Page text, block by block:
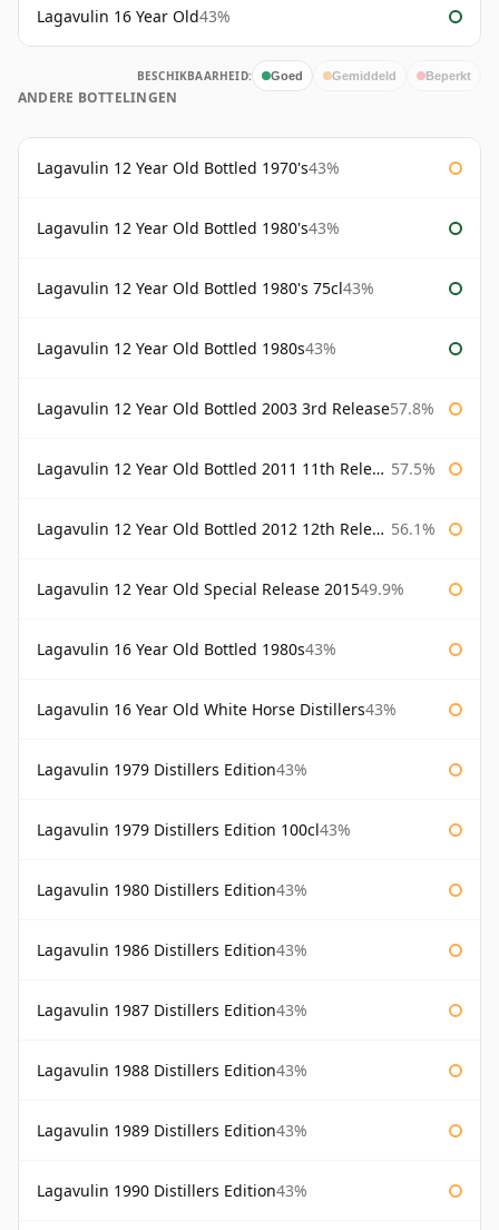
Lagavulin 16 Year Old43%
BESCHIKBAARHEID: Goed Gemiddeld Beperkt
ANDERE BOTTELINGEN
Lagavulin 12 Year Old Bottled 1970's43%
Lagavulin 12 Year Old Bottled 1980's43%
Lagavulin 12 Year Old Bottled 1980's 75cl43%
Lagavulin 12 Year Old Bottled 1980s43%
Lagavulin 12 Year Old Bottled 2003 3rd Release57.8%
Lagavulin 12 Year Old Bottled 2011 11th Release 57.5%
Lagavulin 12 Year Old Bottled 2012 12th Release 56.1%
Lagavulin 12 Year Old Special Release 201549.9%
Lagavulin 16 Year Old Bottled 1980s43%
Lagavulin 16 Year Old White Horse Distillers43%
Lagavulin 1979 Distillers Edition43%
Lagavulin 1979 Distillers Edition 100cl43%
Lagavulin 1980 Distillers Edition43%
Lagavulin 1986 Distillers Edition43%
Lagavulin 1987 Distillers Edition43%
Lagavulin 1988 Distillers Edition43%
Lagavulin 1989 Distillers Edition43%
Lagavulin 1990 Distillers Edition43%